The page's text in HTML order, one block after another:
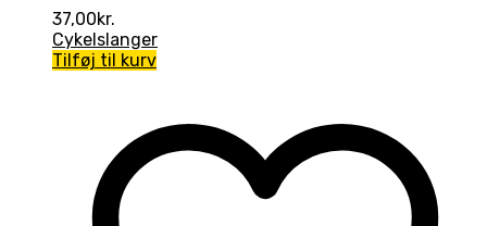
37,00kr.
Cykelslanger
Tilføj til kurv